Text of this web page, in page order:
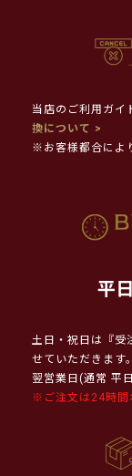
当店のご利用ガ
換について >
※お客様都合によ
平
土日・祝日は『受
せていただきます。
翌営業日(通常 平
※ご注文は24時間